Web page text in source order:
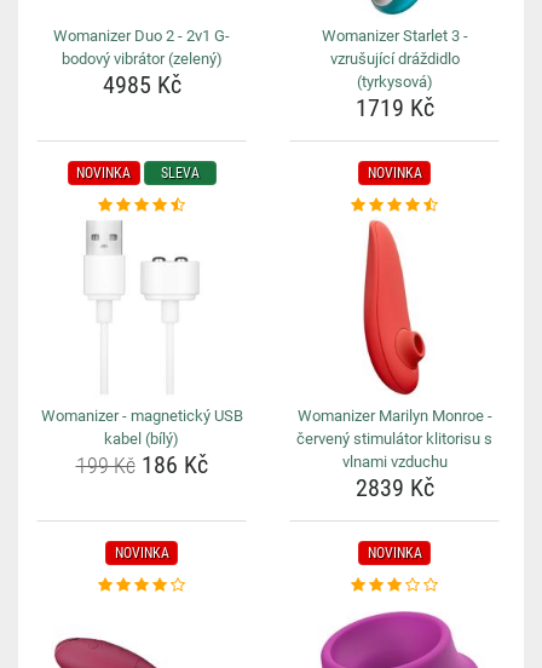
Womanizer Duo 2 - 2v1 G-
bodový vibrátor (zelený)
4985 Kč
Womanizer Starlet 3 -
vzrušující dráždidlo
(tyrkysová)
1719 Kč
NOVINKA SLEVA
Womanizer - magnetický USB
kabel (bílý)
199 Kč186 Kč
NOVINKA
Womanizer Marilyn Monroe -
červený stimulátor klitorisu s
vlnami vzduchu
2839 Kč
NOVINKA NOVINKA